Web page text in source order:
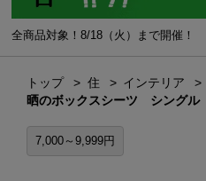
全商品対象！8/18（火）まで開催！
トップ 住 インテリア
晒のボックスシーツ シングル
7,000～9,999円